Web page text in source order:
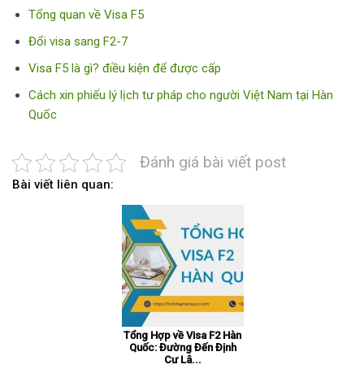
Tổng quan về Visa F5
Đổi visa sang F2-7
Visa F5 là gì? điều kiện để được cấp
Cách xin phiếu lý lịch tư pháp cho người Việt Nam tại Hàn
Quốc
Đánh giá bài viết post
Bài viết liên quan:
Tổng Hợp về Visa F2 Hàn
Quốc: Đường Đến Định
Cư Lâ...